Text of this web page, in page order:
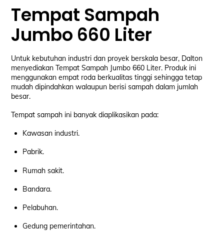
Tempat Sampah
Jumbo 660 Liter
Untuk kebutuhan industri dan proyek berskala besar, Dalton
menyediakan Tempat Sampah Jumbo 660 Liter. Produk ini
menggunakan empat roda berkualitas tinggi sehingga tetap
mudah dipindahkan walaupun berisi sampah dalam jumlah
besar.
Tempat sampah ini banyak diaplikasikan pada:
Kawasan industri.
Pabrik.
Rumah sakit.
Bandara.
Pelabuhan.
Gedung pemerintahan.